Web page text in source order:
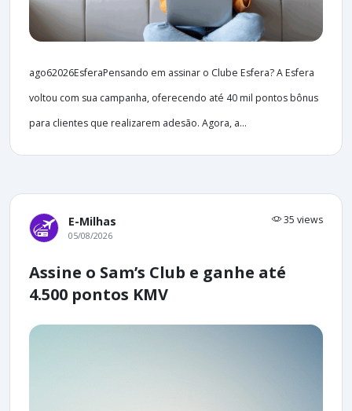
ago62026EsferaPensando em assinar o Clube Esfera? A Esfera
voltou com sua campanha, oferecendo até 40 mil pontos bônus
para clientes que realizarem adesão. Agora, a...
E-Milhas 35 views
05/08/2026
Assine o Sam’s Club e ganhe até
4.500 pontos KMV